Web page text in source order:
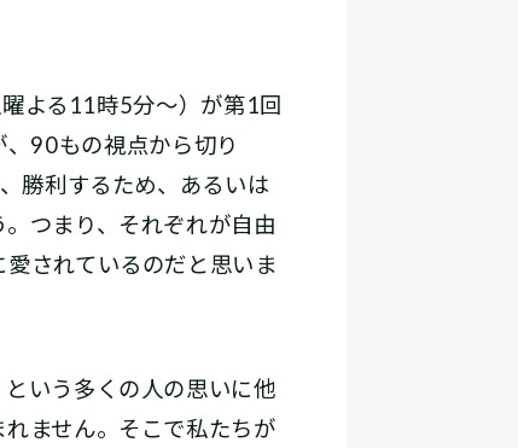
よる11時5分～）が第1回
90もの視点から切り
勝利するため、あるいは
つまり、それぞれが自由
されているのだと思いま
いう多くの人の思いに他
ません。そこで私たちが